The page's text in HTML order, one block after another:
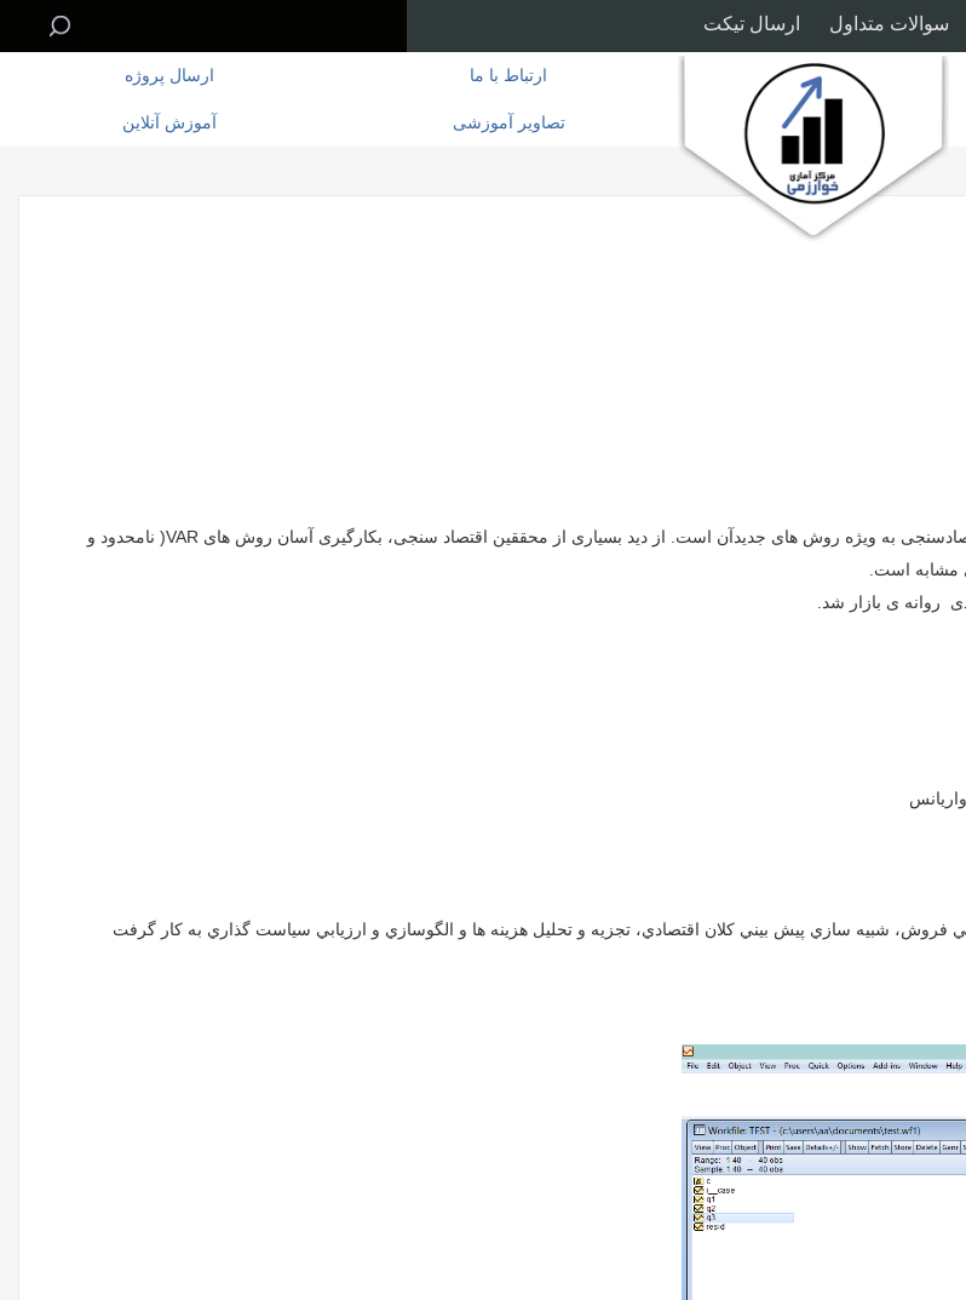
سوالات متداول ارسال تیکت
ارتباط با ما ارسال پروژه
تصاویر آموزشی آموزش آنلاین
به ویژه روش های جدیدآن است. از دید بسیاری از محققین اقتصاد سنجی، بکارگیری آسان روش های VAR( نامحدود و
مشابه است.
روانه ی بازار شد.
فروش، شبيه سازي پيش بيني كلان اقتصادي، تجزيه و تحليل هزينه ها و الگوسازي و ارزيابي سياست گذاري به كار گرفت